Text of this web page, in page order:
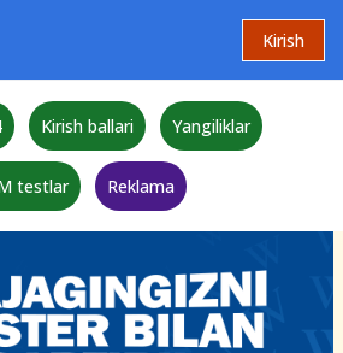
Kirish
Kirish ballari Yangiliklar
testlar Reklama